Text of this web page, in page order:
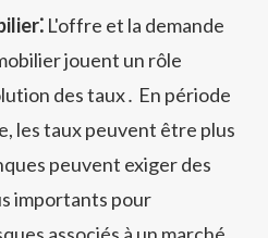
L'offre et la demande
jouent un rôle
des taux․ En période
les taux peuvent être plus
peuvent exiger des
importants pour